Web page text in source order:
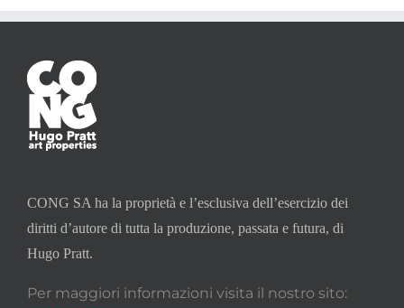
CONG SA ha la proprietà e l’esclusiva dell’esercizio dei
diritti d’autore di tutta la produzione, passata e futura, di
Hugo Pratt.
Per maggiori informazioni visita il nostro sito: